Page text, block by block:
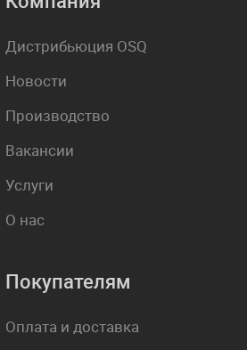
Дистрибьюция OSQ
Новости
Производство
Вакансии
Услуги
О нас
Покупателям
Оплата и доставка